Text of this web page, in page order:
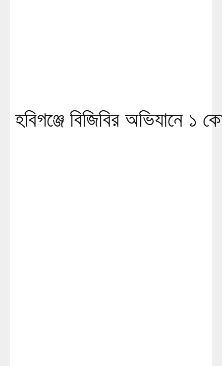
হবিগঞ্জে বিজিবির অভিযানে ১